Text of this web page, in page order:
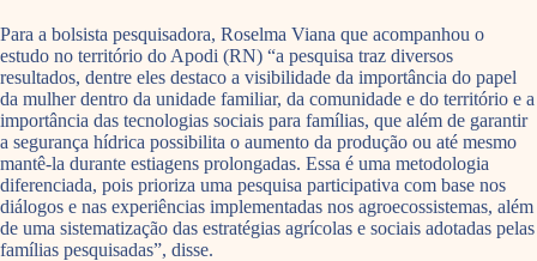
Para a bolsista pesquisadora, Roselma Viana que acompanhou o
estudo no território do Apodi (RN) “a pesquisa traz diversos
resultados, dentre eles destaco a visibilidade da importância do papel
da mulher dentro da unidade familiar, da comunidade e do território e a
importância das tecnologias sociais para famílias, que além de garantir
a segurança hídrica possibilita o aumento da produção ou até mesmo
mantê-la durante estiagens prolongadas. Essa é uma metodologia
diferenciada, pois prioriza uma pesquisa participativa com base nos
diálogos e nas experiências implementadas nos agroecossistemas, além
de uma sistematização das estratégias agrícolas e sociais adotadas pelas
famílias pesquisadas”, disse.